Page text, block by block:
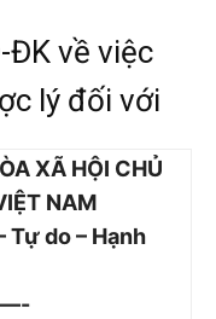
ĐK về việc
lý đối với
XÃ HỘI CHỦ
NAM
Tự do – Hạnh